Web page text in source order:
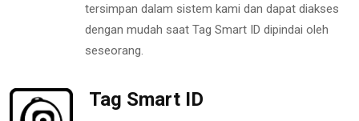
tersimpan dalam sistem kami dan dapat diakses
dengan mudah saat Tag Smart ID dipindai oleh
seseorang.
Tag Smart ID